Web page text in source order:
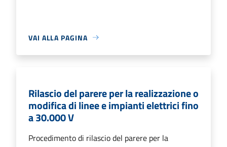
VAI ALLA PAGINA
Rilascio del parere per la realizzazione o
modifica di linee e impianti elettrici fino
a 30.000 V
Procedimento di rilascio del parere per la